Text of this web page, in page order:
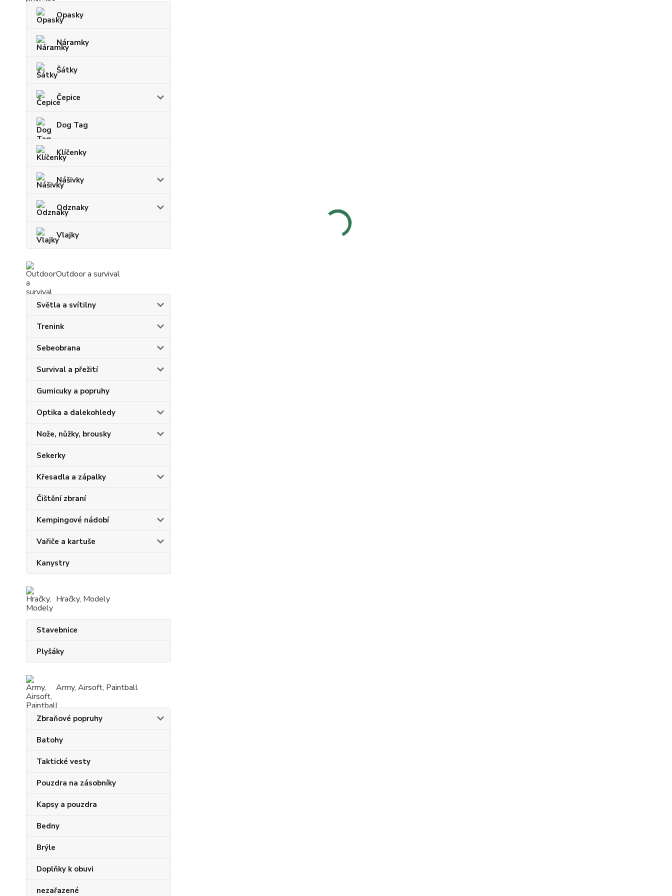
Opasky
Náramky
Šátky
Čepice
Dog Tag
Klíčenky
Nášivky
Odznaky
Vlajky
Outdoor a survival
Světla a svítilny
Trenink
Sebeobrana
Survival a přežití
Gumicuky a popruhy
Optika a dalekohledy
Nože, nůžky, brousky
Sekerky
Křesadla a zápalky
Čištění zbraní
Kempingové nádobí
Vařiče a kartuše
Kanystry
Hračky, Modely
Stavebnice
Plyšáky
Army, Airsoft, Paintball
Zbraňové popruhy
Batohy
Taktické vesty
Pouzdra na zásobníky
Kapsy a pouzdra
Bedny
Brýle
Doplňky k obuvi
nezařazené